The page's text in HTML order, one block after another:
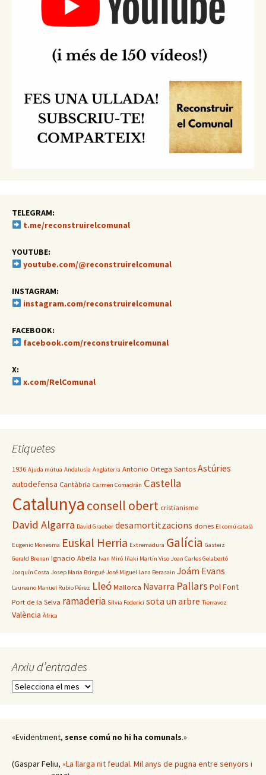
TELEGRAM:
t.me/reconstruirelcomunal
YOUTUBE:
youtube.com/@reconstruirelcomunal
INSTAGRAM:
instagram.com/reconstruirelcomunal
FACEBOOK:
facebook.com/reconstruirelcomunal
X:
x.com/RelComunal
Etiquetes
1936 Ajuda mútua Andalusia Anglaterra Antonio Ortega Santos Astúries
autodefensa Cantàbria Carmen Comadrán Castella
Catalunya consell obert cristianisme
David Algarra David Graeber desamortitzacions dones El comú català
Eugenio Monesma Euskal Herria Extremadura Galícia Gasteiz
Gerald Brenan Ignacio Abella Ivan Miró Iñaki Martín Viso Joan Carles Gelabertó
Joaquín Costa Josep Maria Bringué José Miguel Lana Berasain Joám Evans
Laureano Manuel Rubio Pérez Lleó Mallorca Navarra Pallars Pol Font
Port de la Selva ramaderia Silvia Federici sota un arbre Tierravoz
València Àfrica
Arxiu d’entrades
Arxiu
«Evidentment, sense comú no hi ha comunals.»
(Gaspar Feliu, «La llarga nit feudal. Mil anys de pugna entre senyors i